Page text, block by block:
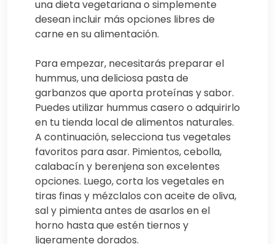
una dieta vegetariana o simplemente
desean incluir más opciones libres de
carne en su alimentación.
Para empezar, necesitarás preparar el
hummus, una deliciosa pasta de
garbanzos que aporta proteínas y sabor.
Puedes utilizar hummus casero o adquirirlo
en tu tienda local de alimentos naturales.
A continuación, selecciona tus vegetales
favoritos para asar. Pimientos, cebolla,
calabacín y berenjena son excelentes
opciones. Luego, corta los vegetales en
tiras finas y mézclalos con aceite de oliva,
sal y pimienta antes de asarlos en el
horno hasta que estén tiernos y
ligeramente dorados.